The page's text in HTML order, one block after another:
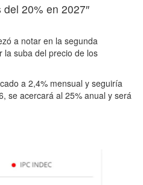
20% en 2027″
a notar en la segunda
la suba del precio de los
a 2,4% mensual y seguiría
se acercará al 25% anual y será